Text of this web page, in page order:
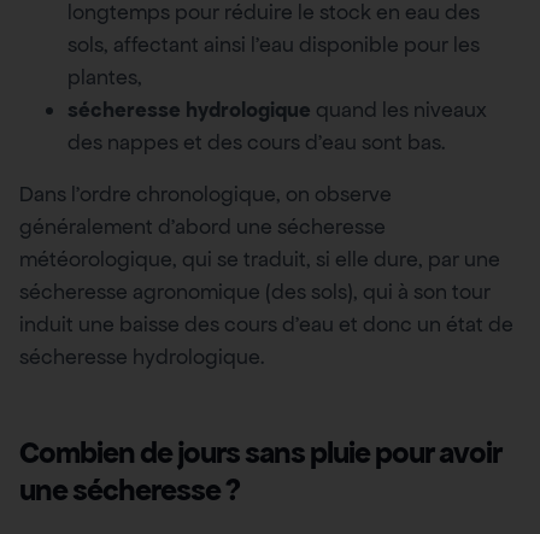
longtemps pour réduire le stock en eau des
sols, affectant ainsi l’eau disponible pour les
plantes,
sécheresse hydrologique quand les niveaux
des nappes et des cours d’eau sont bas.
Dans l’ordre chronologique, on observe
généralement d’abord une sécheresse
météorologique, qui se traduit, si elle dure, par une
sécheresse agronomique (des sols), qui à son tour
induit une baisse des cours d’eau et donc un état de
sécheresse hydrologique.
Combien de jours sans pluie pour avoir
une sécheresse ?